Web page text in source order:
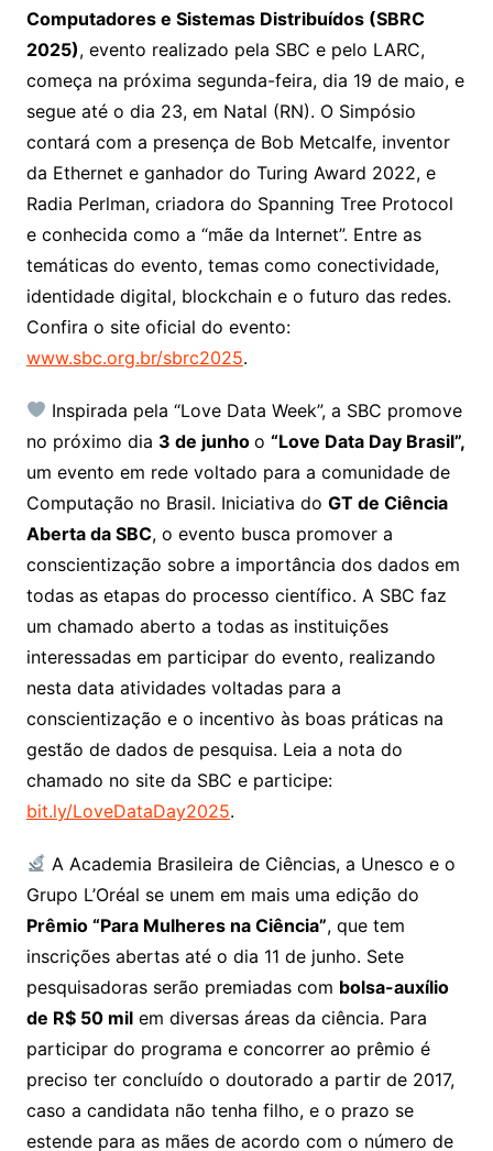
Computadores e Sistemas Distribuídos (SBRC
2025), evento realizado pela SBC e pelo LARC,
começa na próxima segunda-feira, dia 19 de maio, e
segue até o dia 23, em Natal (RN). O Simpósio
contará com a presença de Bob Metcalfe, inventor
da Ethernet e ganhador do Turing Award 2022, e
Radia Perlman, criadora do Spanning Tree Protocol
e conhecida como a “mãe da Internet”. Entre as
temáticas do evento, temas como conectividade,
identidade digital, blockchain e o futuro das redes.
Confira o site oficial do evento:
www.sbc.org.br/sbrc2025.
Inspirada pela “Love Data Week”, a SBC promove
no próximo dia 3 de junho o “Love Data Day Brasil”,
um evento em rede voltado para a comunidade de
Computação no Brasil. Iniciativa do GT de Ciência
Aberta da SBC, o evento busca promover a
conscientização sobre a importância dos dados em
todas as etapas do processo científico. A SBC faz
um chamado aberto a todas as instituições
interessadas em participar do evento, realizando
nesta data atividades voltadas para a
conscientização e o incentivo às boas práticas na
gestão de dados de pesquisa. Leia a nota do
chamado no site da SBC e participe:
bit.ly/LoveDataDay2025.
A Academia Brasileira de Ciências, a Unesco e o
Grupo L’Oréal se unem em mais uma edição do
Prêmio “Para Mulheres na Ciência”, que tem
inscrições abertas até o dia 11 de junho. Sete
pesquisadoras serão premiadas com bolsa-auxílio
de R$ 50 milem diversas áreas da ciência. Para
participar do programa e concorrer ao prêmio é
preciso ter concluído o doutorado a partir de 2017,
caso a candidata não tenha filho, e o prazo se
estende para as mães de acordo com o número de